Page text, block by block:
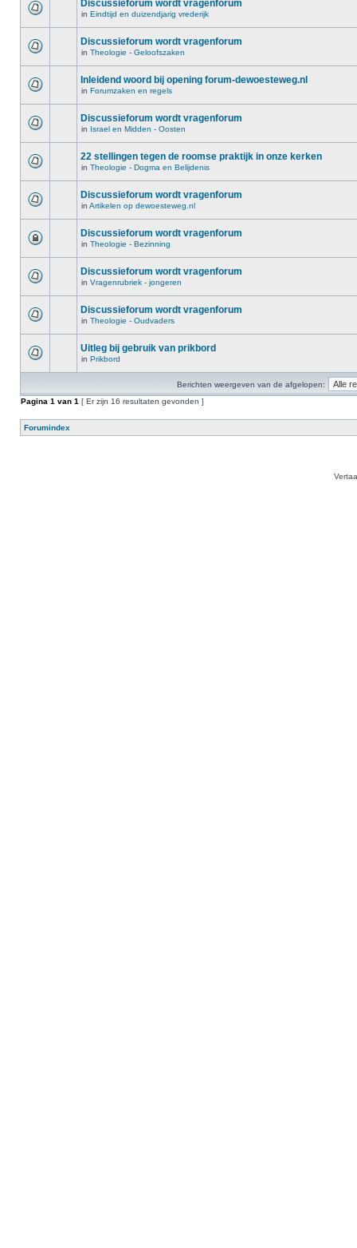
Discussieforum wordt vragenforum
in Eindtijd en duizendjarig vrederijk
Discussieforum wordt vragenforum
in Theologie - Geloofszaken
Inleidend woord bij opening forum-dewoesteweg.nl
in Forumzaken en regels
Discussieforum wordt vragenforum
in Israel en Midden - Oosten
22 stellingen tegen de roomse praktijk in onze kerken
in Theologie - Dogma en Belijdenis
Discussieforum wordt vragenforum
in Artikelen op dewoesteweg.nl
Discussieforum wordt vragenforum
in Theologie - Bezinning
Discussieforum wordt vragenforum
in Vragenrubriek - jongeren
Discussieforum wordt vragenforum
in Theologie - Oudvaders
Uitleg bij gebruik van prikbord
in Prikbord
Berichten weergeven van de afgelopen:
Pagina 1 van 1 [ Er zijn 16 resultaten gevonden ]
Forumindex